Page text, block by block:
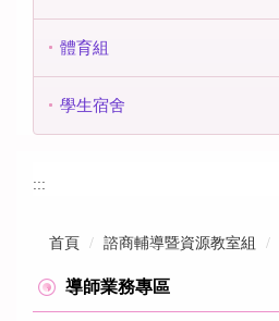
體育組
學生宿舍
:::
首頁 諮商輔導暨資源教室組
導師業務專區